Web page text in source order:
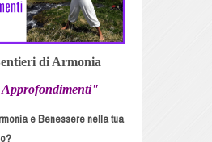
di Armonia
e Benessere nella tua